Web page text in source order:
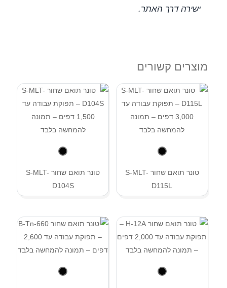
ישירה דרך האתר.
מוצרים קשורים
טונר תואם שחור S-MLT-
D115L
טונר תואם שחור S-MLT-
D104S